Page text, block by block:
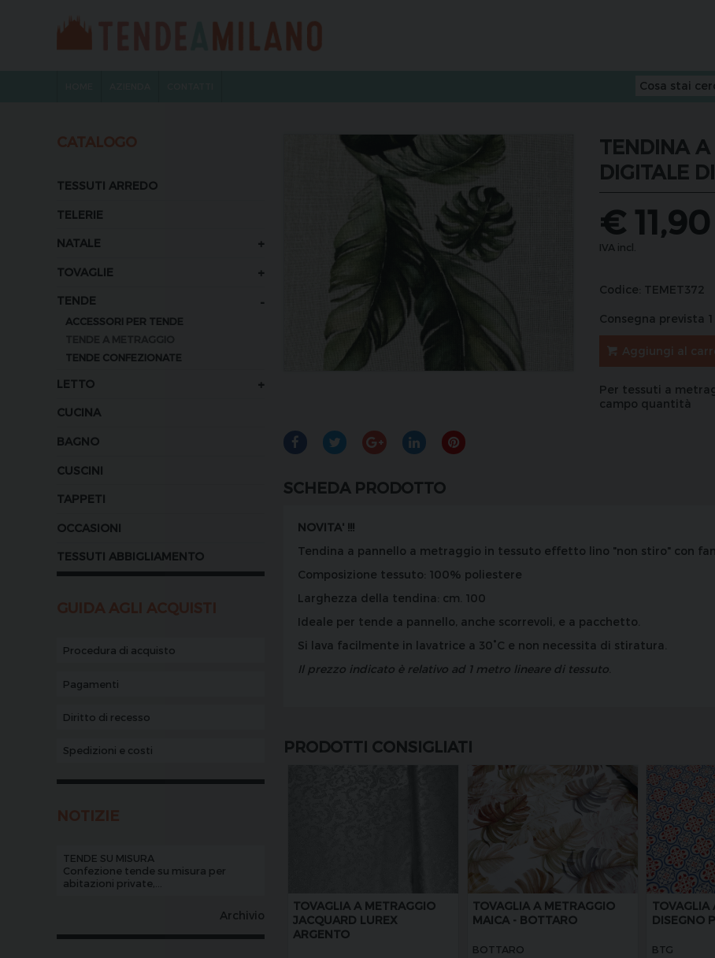
CATALOGO
TESSUTI ARREDO
TELERIE
NATALE +
TOVAGLIE +
TENDE -
ACCESSORI PER TENDE
TENDE CONFEZIONATE
LETTO +
CUCINA
BAGNO
CUSCINI
TAPPETI
OCCASIONI
TESSUTI ABBIGLIAMENTO
GUIDA AGLI ACQUISTI
Procedura di acquisto
Pagamenti
Diritto di recesso
Spedizioni e costi
NOTIZIE
TENDE SU MISURA
Confezione tende su misura per
abitazioni private,...
Archivio
TENDINA
DIGITALE
€ 11,90
IVA incl.
Codice: TEMET372
Consegna prevista
Aggiungi al
Per tessuti a
campo quantità
SCHEDA PRODOTTO
NOVITA' !!!
Tendina a pannello a metraggio in tessuto effetto lino "non stiro" con
Composizione tessuto: 100% poliestere
Larghezza della tendina: cm. 100
Ideale per tende a pannello, anche scorrevoli, e a pacchetto.
Si lava facilmente in lavatrice a 30°C e non necessita di stiratura.
Il prezzo indicato è relativo ad 1 metro lineare di tessuto
PRODOTTI CONSIGLIATI
TOVAGLIA A METRAGGIO
JACQUARD LUREX
ARGENTO
TOVAGLIA A METRAGGIO
MAICA - BOTTARO
BOTTARO
TOVAGLIA
DISEGNO
BTG